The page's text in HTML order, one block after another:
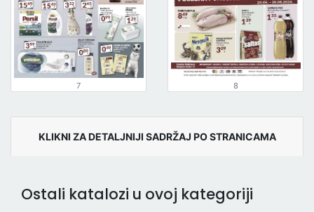
7 8
KLIKNI ZA DETALJNIJI SADRŽAJ PO STRANICAMA
Ostali katalozi u ovoj kategoriji